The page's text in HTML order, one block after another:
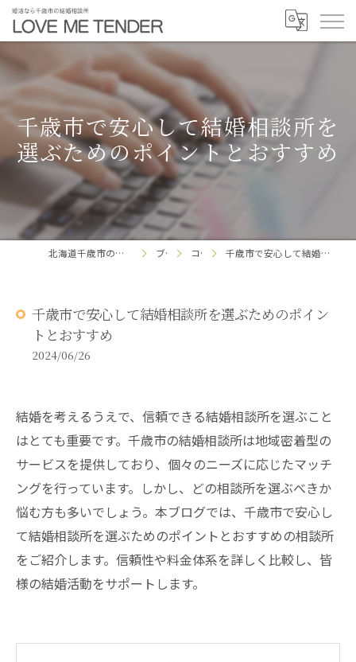
千歳市で安心して結婚相談所を
選ぶためのポイントとおすすめ
北海道千歳市の結婚相談所ならLOVE ME TENDER ブログ コラム 千歳市で安心して結婚相談所を選ぶためのポイントとおすすめ
千歳市で安心して結婚相談所を選ぶためのポイン
トとおすすめ
2024/06/26
結婚を考えるうえで、信頼できる結婚相談所を選ぶこと
はとても重要です。千歳市の結婚相談所は地域密着型の
サービスを提供しており、個々のニーズに応じたマッチ
ングを行っています。しかし、どの相談所を選ぶべきか
悩む方も多いでしょう。本ブログでは、千歳市で安心し
て結婚相談所を選ぶためのポイントとおすすめの相談所
をご紹介します。信頼性や料金体系を詳しく比較し、皆
様の結婚活動をサポートします。